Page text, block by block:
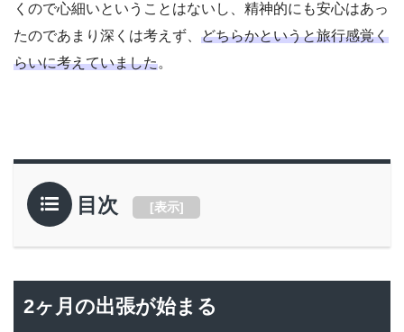
くので心細いということはないし、精神的にも安心はあっ
たのであまり深くは考えず、 どちらかというと旅行感覚く
らいに考えていました。
目次 [表示]
2ヶ月の出張が始まる